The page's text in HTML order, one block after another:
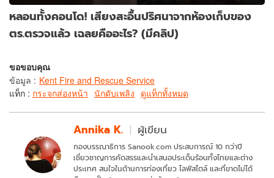
หลอนทั้งคอนโด! เสียงสะอื้นปริศนาจากห้องเก็บของ
ตร.ตรวจแล้ว เฉลยคืออะไร? (มีคลิป)
ขอขอบคุณ
ข้อมูล : Kent Fire and Rescue Service
แท็ก : กระจกส่องหน้า นักดับเพลิง ดูแท็กทั้งหมด
Annika K. ผู้เขียน
กองบรรณาธิการ Sanook.com ประสบการณ์ 10 กว่าปี
เชี่ยวชาญการคัดสรรและนำเสนอประเด็นร้อนทั้งไทยและต่าง
ประเทศ สนใจในด้านการท่องเที่ยว ไลฟ์สไตล์ และที่ขาดไม่ได้